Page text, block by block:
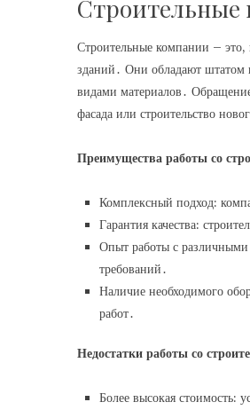
Строительные
Строительные компании – это,
зданий․ Они обладают штатом
видами материалов․
фасада или строительство
Преимущества работы со
Комплексный подход:
Гарантия качества:
Опыт работы с
требований․
Наличие необходимого
работ․
Недостатки работы со
Более высокая стоимость: